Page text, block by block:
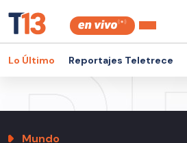
Lo Último Reportajes Teletrece
Mundo